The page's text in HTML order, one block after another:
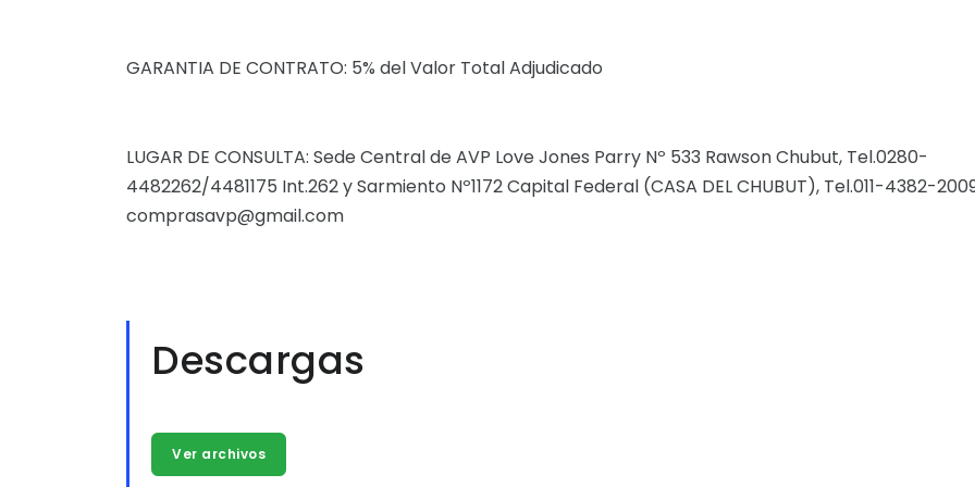
GARANTIA DE CONTRATO: 5% del Valor Total Adjudicado
LUGAR DE CONSULTA: Sede Central de AVP Love Jones Parry Nº 533 Rawson Chubut, Tel.0280-
4482262/4481175 Int.262 y Sarmiento Nº1172 Capital Federal (CASA DEL CHUBUT), Tel.011-4382-
comprasavp@gmail.com
Descargas
Ver archivos